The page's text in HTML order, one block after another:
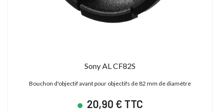
Sony AL CF82S
Bouchon d'objectif avant pour objectifs de 82 mm de diamètre
20,90 € TTC